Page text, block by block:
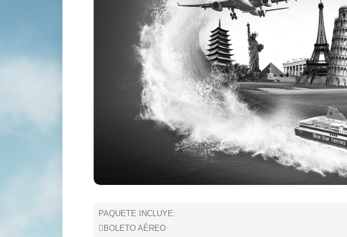
PAQUETE INCLUYE:
BOLETO AÉREO